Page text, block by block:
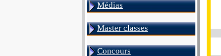
Médias
Master classes
Concours